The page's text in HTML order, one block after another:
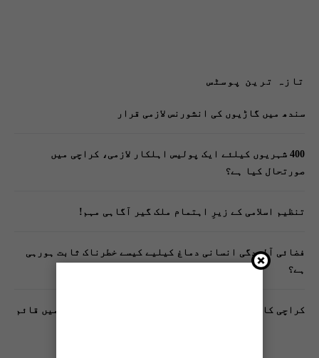
تازہ ترین پوسٹس
سندھ میں گاڑیوں کی انشورنس لازمی قرار
400 شہریوں کیلئے ایک پولیس اہلکار لازمی، کراچی میں
صورتحال کیا ہے؟
تنظیم اسلامی کے زیرِ اہتمام ملک گیر آگاہی مہم!
فضائی آلودگی انسانی دماغ کیلیے کیسے خطرناک ثابت ہورہی
ہے؟
کراچی کا پہلا مفت فٹنیس کلب فیڈرل بی ایریا بلاک 10 میں قائم